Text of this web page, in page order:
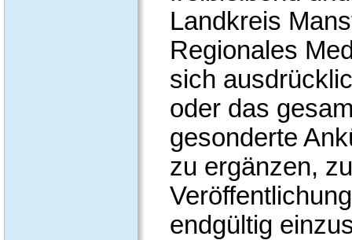
Landkreis
Regionales
sich
oder das
gesonderte
zu ergänzen,
endgültig